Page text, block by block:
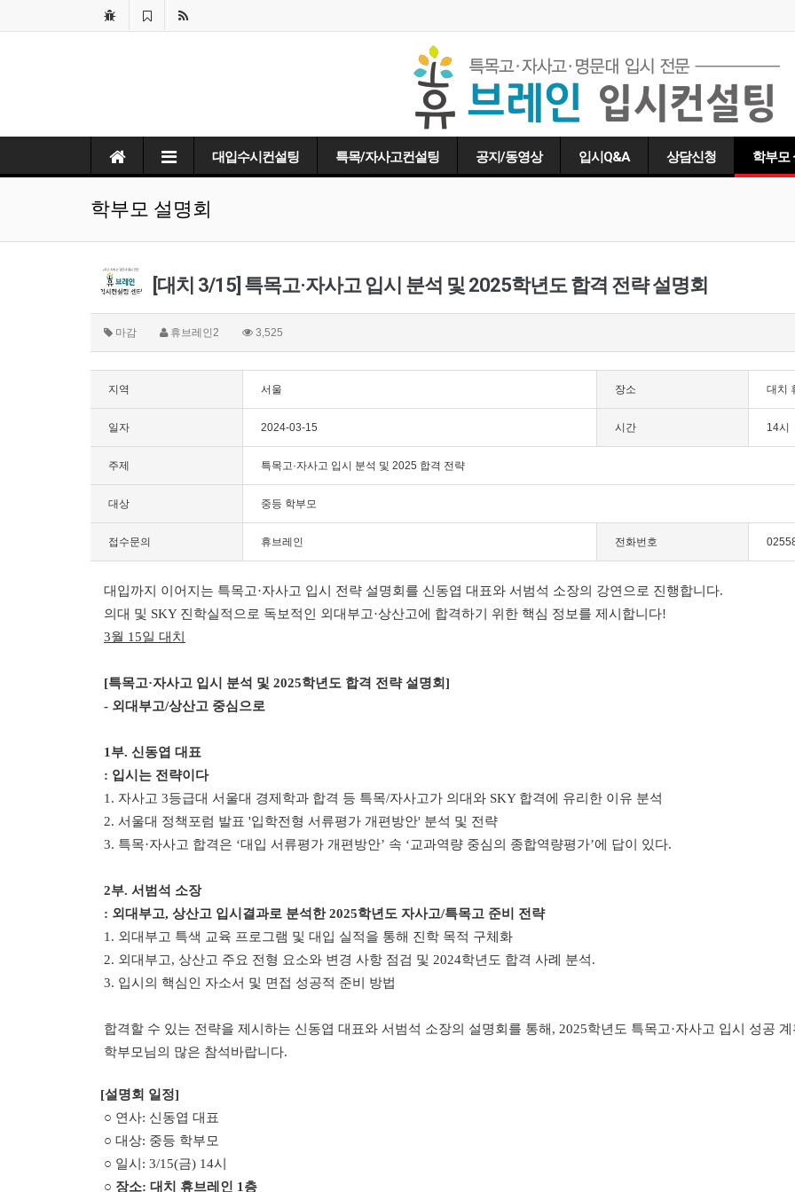
대입수시컨설팅 특목/자사고컨설팅 공지/동영상 입시Q&A 상담신청 학부모
학부모 설명회
[대치 3/15] 특목고·자사고 입시 분석 및 2025학년도 합격 전략 설명회
마감 휴브레인2 3,525
지역 서울 장소 대치
일자 2024-03-15 시간 14시
주제 특목고·자사고 입시 분석 및 2025 합격 전략
대상 중등 학부모
접수문의 휴브레인 전화번호
대입까지 이어지는 특목고·자사고 입시 전략 설명회를 신동엽 대표와 서범석 소장의 강연으로 진행합니다.
의대 및 SKY 진학실적으로 독보적인 외대부고·상산고에 합격하기 위한 핵심 정보를 제시합니다!
3월 15일 대치
[특목고·자사고 입시 분석 및 2025학년도 합격 전략 설명회]
- 외대부고/상산고 중심으로
1부. 신동엽 대표
: 입시는 전략이다
1. 자사고 3등급대 서울대 경제학과 합격 등 특목/자사고가 의대와 SKY 합격에 유리한 이유 분석
2. 서울대 정책포럼 발표 '입학전형 서류평가 개편방안' 분석 및 전략
3. 특목·자사고 합격은 ‘대입 서류평가 개편방안’ 속 ‘교과역량 중심의 종합역량평가’에 답이 있다.
2부. 서범석 소장
: 외대부고, 상산고 입시결과로 분석한 2025학년도 자사고/특목고 준비 전략
1. 외대부고 특색 교육 프로그램 및 대입 실적을 통해 진학 목적 구체화
2. 외대부고, 상산고 주요 전형 요소와 변경 사항 점검 및 2024학년도 합격 사례 분석.
3. 입시의 핵심인 자소서 및 면접 성공적 준비 방법
합격할 수 있는 전략을 제시하는 신동엽 대표와 서범석 소장의 설명회를 통해, 2025학년도 특목고·자사고 입시 성공
학부모님의 많은 참석바랍니다.
[설명회 일정]
○ 연사: 신동엽 대표
○ 대상: 중등 학부모
○ 일시 : 3/15(금) 14시
○ 장소: 대치 휴브레인 1층